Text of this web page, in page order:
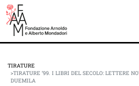
TIRATURE
TIRATURE ’99. I LIBRI DEL SECOLO: LETTERE
DUEMILA